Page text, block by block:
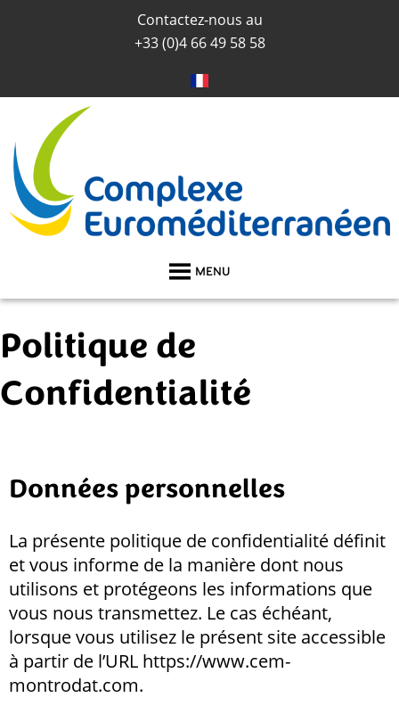
Contactez-nous au
+33 (0)4 66 49 58 58
MENU
Politique de
Confidentialité
Données personnelles
La présente politique de confidentialité définit
et vous informe de la manière dont nous
utilisons et protégeons les informations que
vous nous transmettez. Le cas échéant,
lorsque vous utilisez le présent site accessible
à partir de l’URL https://www.cem-
montrodat.com.